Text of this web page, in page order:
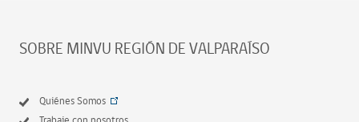
SOBRE MINVU REGIÓN DE VALPARAÍSO
Quiénes Somos